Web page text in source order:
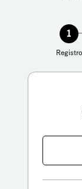
1
Registro